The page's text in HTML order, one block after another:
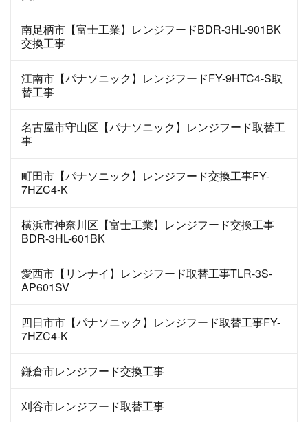
南足柄市【富士工業】レンジフードBDR-3HL-901BK
交換工事
江南市【パナソニック】レンジフードFY-9HTC4-S取
替工事
名古屋市守山区【パナソニック】レンジフード取替工
事
町田市【パナソニック】レンジフード交換工事FY-
7HZC4-K
横浜市神奈川区【富士工業】レンジフード交換工事
BDR-3HL-601BK
愛西市【リンナイ】レンジフード取替工事TLR-3S-
AP601SV
四日市市【パナソニック】レンジフード取替工事FY-
7HZC4-K
鎌倉市レンジフード交換工事
刈谷市レンジフード取替工事